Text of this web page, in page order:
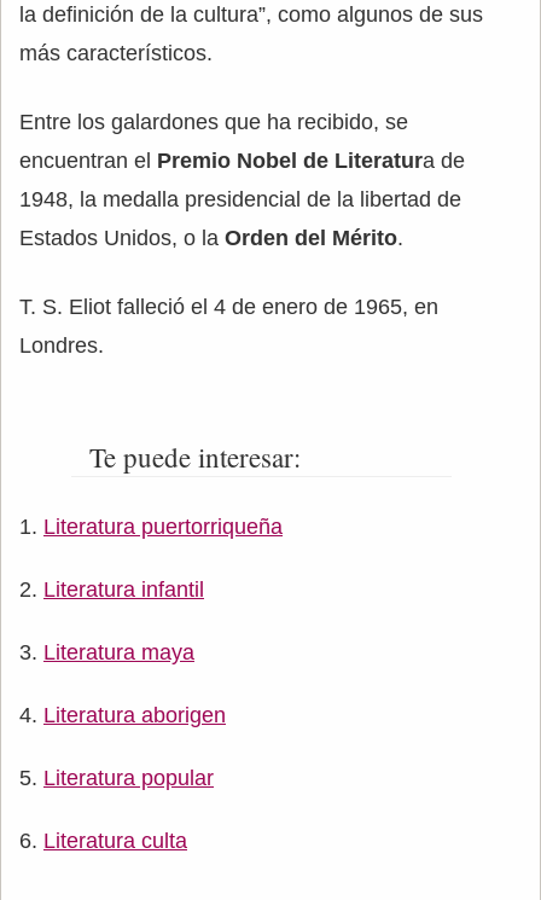
la definición de la cultura”, como algunos de sus
más característicos.
Entre los galardones que ha recibido, se
encuentran el Premio Nobel de Literatura de
1948, la medalla presidencial de la libertad de
Estados Unidos, o la Orden del Mérito.
T. S. Eliot falleció el 4 de enero de 1965, en
Londres.
Te puede interesar:
Literatura puertorriqueña
Literatura infantil
Literatura maya
Literatura aborigen
Literatura popular
Literatura culta